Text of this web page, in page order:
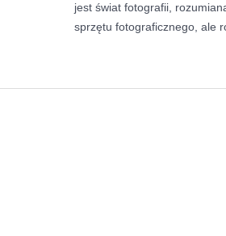
jest świat fotografii,
sprzętu fotograficznego, ale